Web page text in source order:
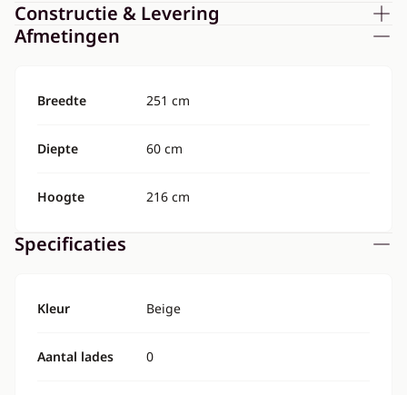
Constructie & Levering
Afmetingen
Breedte 251 cm
Diepte 60 cm
Hoogte 216 cm
Specificaties
Kleur Beige
Aantal lades 0